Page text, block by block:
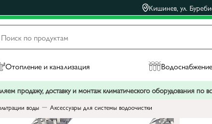
Кишинев, ул.
Отопление и канализация
продажу, доставку и монтаж климатического оборудования по
воды Аксессуары для системы водоочистки